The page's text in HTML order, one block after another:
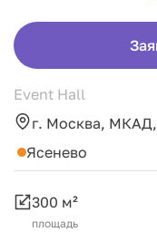
Event Hall
г. Москва,
Ясенево
300 м²
площадь